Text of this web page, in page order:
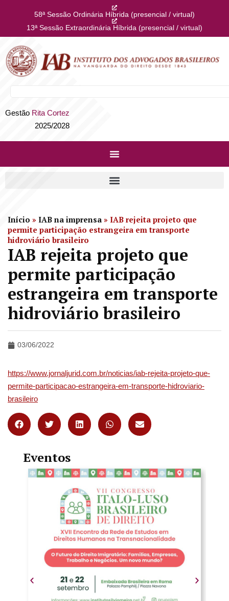
58ª Sessão Ordinária Híbrida (presencial / virtual)
13ª Sessão Extraordinária Híbrida (presencial / virtual)
Gestão Rita Cortez
2025/2028
Início » IAB na imprensa » IAB rejeita projeto que
permite participação estrangeira em transporte
hidroviário brasileiro
IAB rejeita projeto que
permite participação
estrangeira em transporte
hidroviário brasileiro
03/06/2022
https://www.jornaljurid.com.br/noticias/iab-rejeita-projeto-que-
permite-participacao-estrangeira-em-transporte-hidroviario-
brasileiro
Eventos